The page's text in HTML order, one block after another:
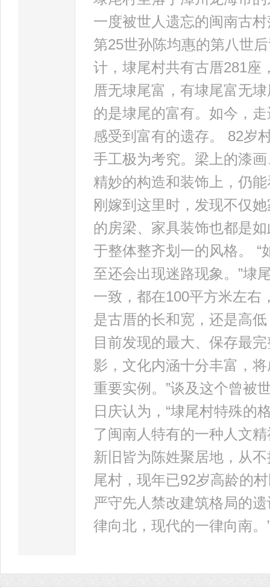
一度被世人遗忘的闽南古
第25世孙陈均惠的第八世
计，埭尾村共有古厝281座
厝无埭尾富，有埭尾富无
的是埭尾的富有。如今，
感受到富有的遗存。 82岁
手工极为考究。梁上的漆
精妙的构造和装饰上，仍
刚嫁到这里时，发现不仅
的房梁、家具装饰也都是
于整体整齐划一的风格。
至还会出现迷路现象。”埭
一致，都在100平方米左右
是古厝的长和宽，还是高
目前发现的最大、保存最
影，文化内涵十分丰富，
重要实例。”谈及这个曾被
日庆认为，“埭尾村特殊的
了闽南人特有的一种人文
新旧皆为陈姓聚居地，从
尾村，现年已92岁高龄的
严守先人禁改建筑格局的
律向北，现代的一律向南。